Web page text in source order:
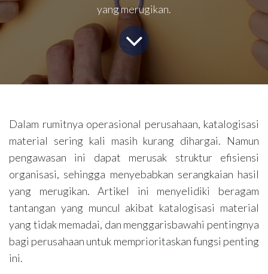
yang merugikan.
Dalam rumitnya operasional perusahaan, katalogisasi
material sering kali masih kurang dihargai. Namun
pengawasan ini dapat merusak struktur efisiensi
organisasi, sehingga menyebabkan serangkaian hasil
yang merugikan. Artikel ini menyelidiki beragam
tantangan yang muncul akibat katalogisasi material
yang tidak memadai, dan menggarisbawahi pentingnya
bagi perusahaan untuk memprioritaskan fungsi penting
ini.